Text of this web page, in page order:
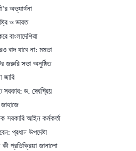
না: মমতা
অনুষ্ঠিত
দেবপ্রিয়
কর্মকর্তা
জানালো